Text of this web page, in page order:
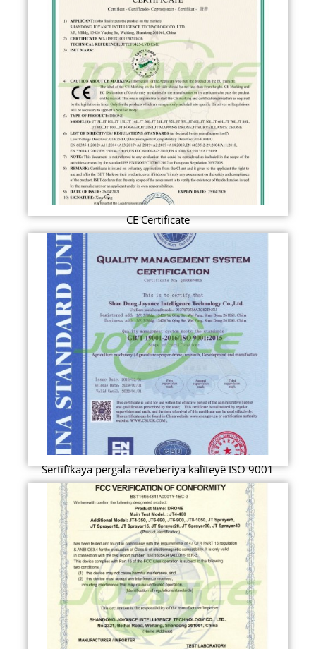
CE Certificate
Sertîfîkaya pergala rêveberiya kalîteyê ISO 9001